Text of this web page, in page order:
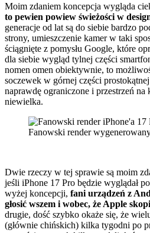
Moim zdaniem koncepcja wygląda
to pewien powiew świeżości w
generacje od lat są do siebie bardzo
strony, umieszczenie kamer w taki
ściągnięte z pomysłu Google, które
dla siebie wygląd tylnej części
nomen omen obiektywnie, to
soczewek w górnej części
naprawdę ograniczone i przestrzeń
niewielka.
Fanowski render
Dwie rzeczy w tej sprawie są moim
jeśli iPhone 17 Pro będzie wyglądał
wyżej koncepcji, fani urządzeń z
głosić wszem i wobec, że Apple
drugie, dość szybko okaże się, że
(głównie chińskich) kilka tygodni po